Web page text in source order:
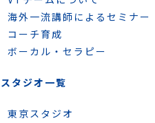
海外一流講師によるセミナー
コーチ育成
ボーカル・セラピー
スタジオ一覧
東京スタジオ